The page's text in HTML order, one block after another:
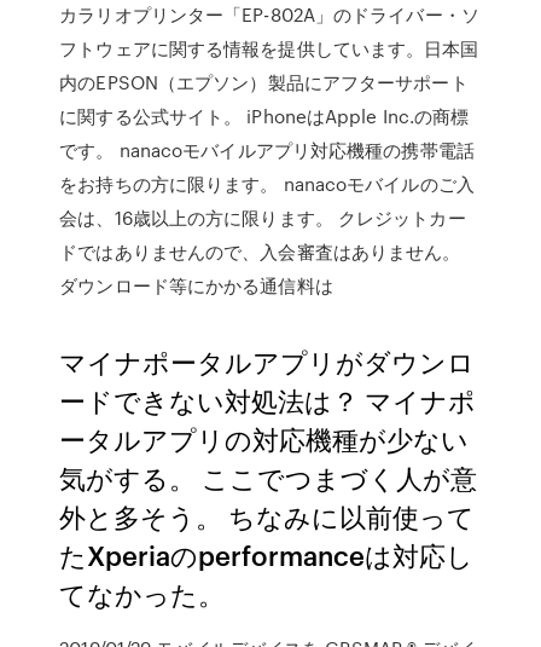
カラリオプリンター「EP-802A」のドライバー・ソ
フトウェアに関する情報を提供しています。日本国
内のEPSON（エプソン）製品にアフターサポート
に関する公式サイト。 iPhoneはApple Inc.の商標
です。 nanacoモバイルアプリ対応機種の携帯電話
をお持ちの方に限ります。 nanacoモバイルのご入
会は、16歳以上の方に限ります。 クレジットカー
ドではありませんので、入会審査はありません。
ダウンロード等にかかる通信料は
マイナポータルアプリがダウンロ
ードできない対処法は？ マイナポ
ータルアプリの対応機種が少ない
気がする。 ここでつまづく人が意
外と多そう。 ちなみに以前使って
たXperiaのperformanceは対応し
てなかった。